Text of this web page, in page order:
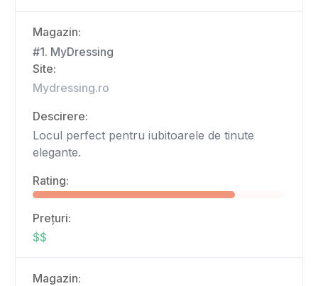
Magazin:
#1. MyDressing
Site:
Mydressing.ro
Descirere:
Locul perfect pentru iubitoarele de tinute
elegante.
Rating:
Prețuri:
$$
Magazin: